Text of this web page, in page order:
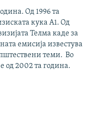
Од 1996 та
кука А1. Од
Телма каде за
емисија известува
теми. Во
од 2002 та година.